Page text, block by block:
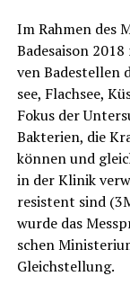
Im Rah­men des
Bade­sai­son
ven Bade­stel­len
see, Flach­see,
Fokus der
Bak­te­ri­en, die
kön­nen und
in der Kli­nik
resis­tent sind
wur­de das
schen
Gleichstellung.